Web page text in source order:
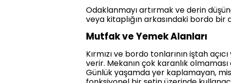
Odaklanmayı artırmak ve derin
veya kitaplığın arkasındaki bordo
Mutfak ve Yemek Alanları
Kırmızı ve bordo tonlarının iştah
verir. Mekanın çok karanlık
Günlük yaşamda yer kaplamayan,